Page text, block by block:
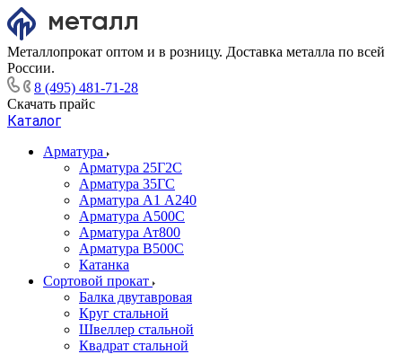
Металлопрокат оптом и в розницу. Доставка металла по всей
России.
8 (495) 481-71-28
Скачать прайс
Каталог
Арматура
Арматура 25Г2С
Арматура 35ГС
Арматура А1 А240
Арматура А500С
Арматура Ат800
Арматура В500С
Катанка
Сортовой прокат
Балка двутавровая
Круг стальной
Швеллер стальной
Квадрат стальной